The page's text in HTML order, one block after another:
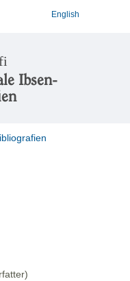
English
Ibsen-